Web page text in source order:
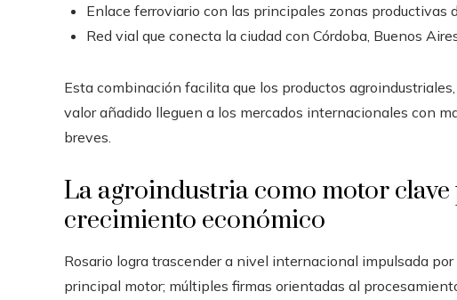
Enlace ferroviario con las principales zonas productivas
Red vial que conecta la ciudad con Córdoba, Buenos
Esta combinación facilita que los productos
valor añadido lleguen a los mercados internacionales con
breves.
La agroindustria como motor
crecimiento económico
Rosario logra trascender a nivel internacional impulsada
principal motor; múltiples firmas orientadas al